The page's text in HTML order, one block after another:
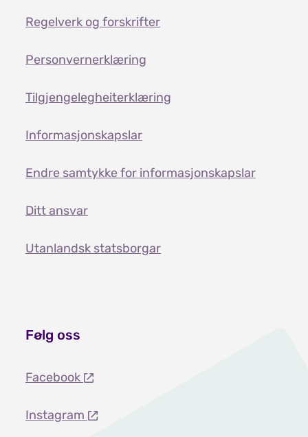
Regelverk og forskrifter
Personvernerklæring
Tilgjengelegheiterklæring
Informasjonskapslar
Endre samtykke for informasjonskapslar
Ditt ansvar
Utanlandsk statsborgar
Følg oss
Facebook
Instagram